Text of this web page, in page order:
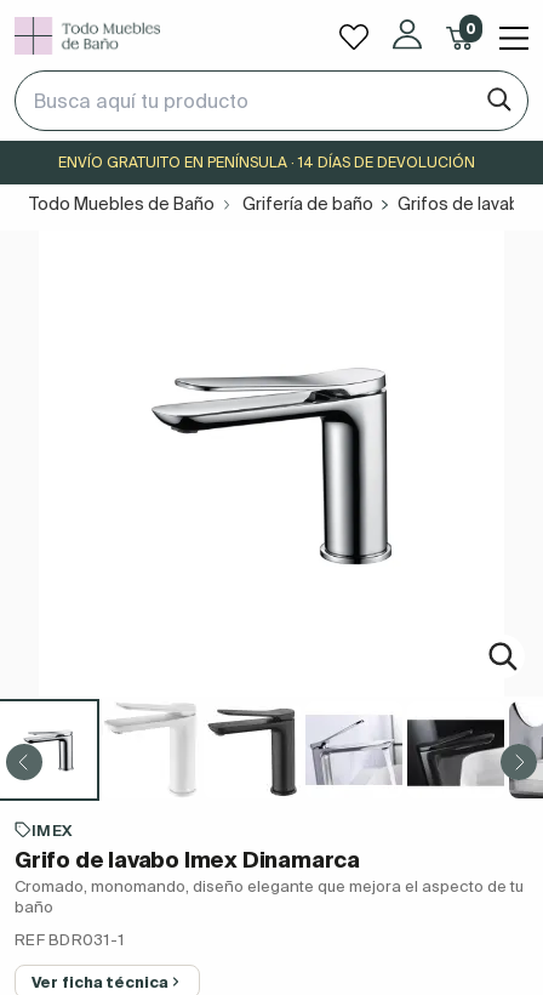
0
ENVÍO GRATUITO EN PENÍNSULA · 14 DÍAS DE DEVOLUCIÓN
Todo Muebles de Baño Grifería de baño Grifos de lavabo
IMEX
Grifo de lavabo Imex Dinamarca
Cromado, monomando, diseño elegante que mejora el aspecto de tu
baño
REF BDR031-1
Ver ficha técnica